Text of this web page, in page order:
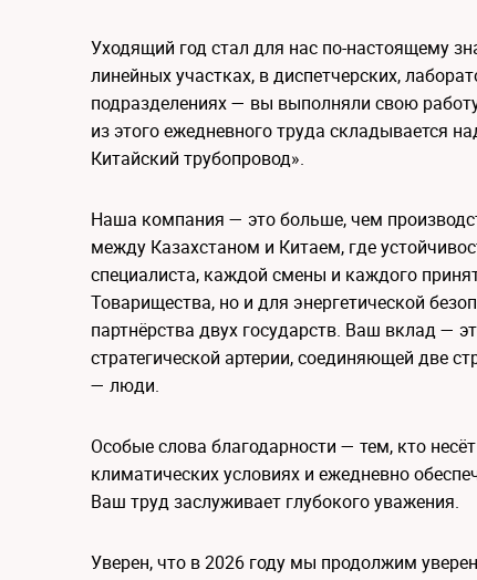
Уходящий год стал для нас по-настоящему
линейных участках, в диспетчерских,
подразделениях — вы выполняли свою
из этого ежедневного труда складывается
Китайский трубопровод».
Наша компания — это больше, чем
между Казахстаном и Китаем, где
специалиста, каждой смены и каждого
Товарищества, но и для энергетической
партнёрства двух государств. Ваш вклад —
стратегической артерии, соединяющей две
— люди.
Особые слова благодарности — тем, кто
климатических условиях и ежедневно
Ваш труд заслуживает глубокого уважения.
Уверен, что в 2026 году мы продолжим